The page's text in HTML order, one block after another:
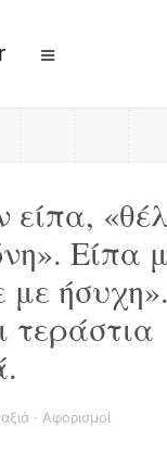
είπα,
Είπα
με ήσυχη».
τεράστια
· Αφορισμοί